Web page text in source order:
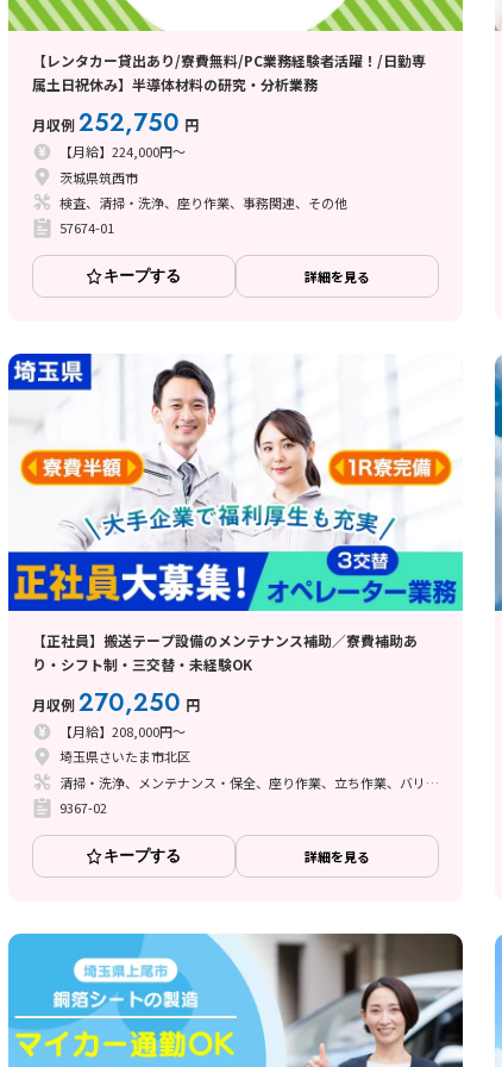
【レンタカー貸出あり/寮費無料/PC業務経験者活躍！/日勤専
属土日祝休み】半導体材料の研究・分析業務
月収例252,750 円
【月給】224,000円～
茨城県筑西市
検査、清掃・洗浄、座り作業、事務関連、その他
57674-01
キープする 詳細を見る
【正社員】搬送テープ設備のメンテナンス補助／寮費補助あ
り・シフト制・三交替・未経験OK
月収例270,250 円
【月給】208,000円～
埼玉県さいたま市北区
清掃・洗浄、メンテナンス・保全、座り作業、立ち作業、バリ取り
9367-02
キープする 詳細を見る